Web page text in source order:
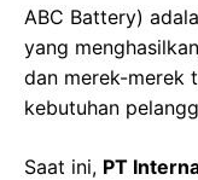
ABC Battery)
yang
dan merek-merek
kebutuhan
Saat ini, PT